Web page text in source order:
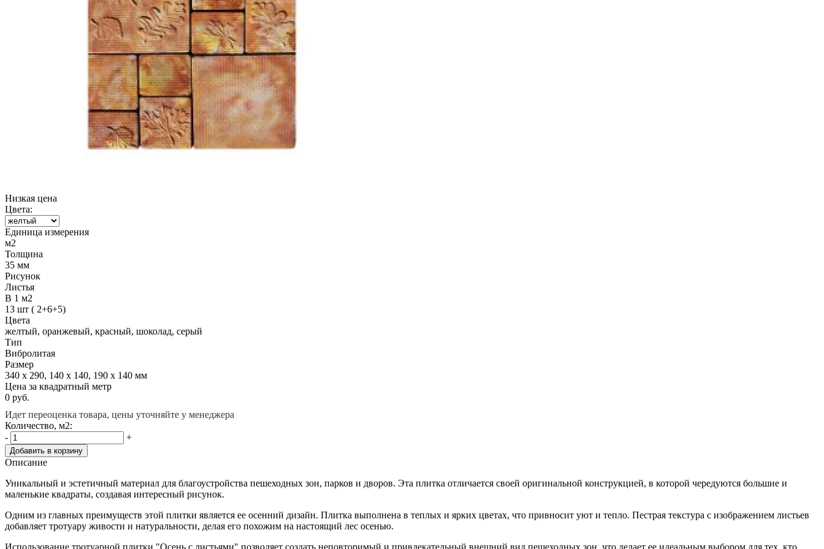
Низкая цена
Цвета:
Единица измерения
м2
Толщина
35 мм
Рисунок
Листья
В 1 м2
13 шт ( 2+6+5)
Цвета
желтый, оранжевый, красный, шоколад, серый
Тип
Вибролитая
Размер
340 х 290, 140 х 140, 190 х 140 мм
Цена за квадратный метр
0 руб.
Идет переоценка товара, цены уточняйте у менеджера
Количество, м2:
-
+
Добавить в корзину
Описание
Уникальный и эстетичный материал для благоустройства пешеходных зон, парков и дворов. Эта плитка отличается своей оригинальной конструкцией, в которой чередуются большие и
маленькие квадраты, создавая интересный рисунок.
Одним из главных преимуществ этой плитки является ее осенний дизайн. Плитка выполнена в теплых и ярких цветах, что привносит уют и тепло. Пестрая текстура с изображением листьев
добавляет тротуару живости и натуральности, делая его похожим на настоящий лес осенью.
Использование тротуарной плитки "Осень с листьями" позволяет создать неповторимый и привлекательный внешний вид пешеходных зон, что делает ее идеальным выбором для тех, кто